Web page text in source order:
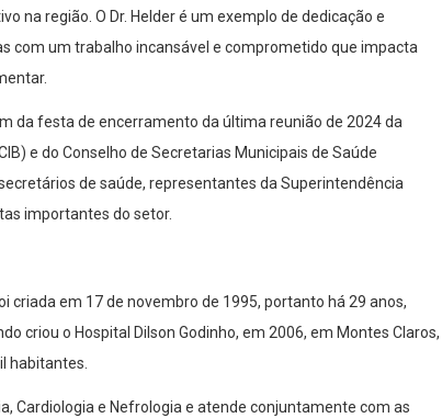
na região. O Dr. Helder é um exemplo de dedicação e
com um trabalho incansável e comprometido que impacta
da festa de encerramento da última reunião de 2024 da
e do Conselho de Secretarias Municipais de Saúde
de saúde, representantes da Superintendência
importantes do setor.
criada em 17 de novembro de 1995, portanto há 29 anos,
criou o Hospital Dilson Godinho, em 2006, em Montes Claros,
habitantes.
Cardiologia e Nefrologia e atende conjuntamente com as